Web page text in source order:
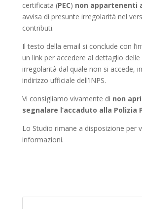
certificata (PEC) non appartenenti
avvisa di presunte irregolarità nel
contributi.
Il testo della email si conclude con
un link per accedere al dettaglio delle
irregolarità dal quale non si accede,
indirizzo ufficiale dell’INPS.
Vi consigliamo vivamente di non
segnalare l’accaduto alla Polizia
Lo Studio rimane a disposizione per
informazioni.